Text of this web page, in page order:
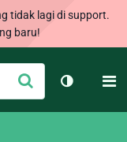
tidak lagi di support.
baru!
Ajukan
Ganti